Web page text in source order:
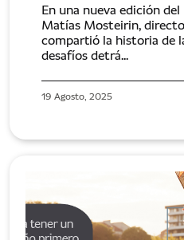
En una nueva edición
Matías Mosteirin,
compartió la historia de
desafíos detrá...
19 Agosto, 2025